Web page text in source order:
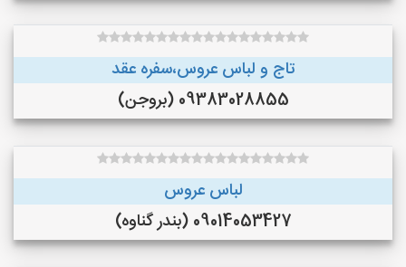
تاج و لباس عروس،سفره عقد
09383028855 (بروجن)
لباس عروس
09014053427 (بندر گناوه)